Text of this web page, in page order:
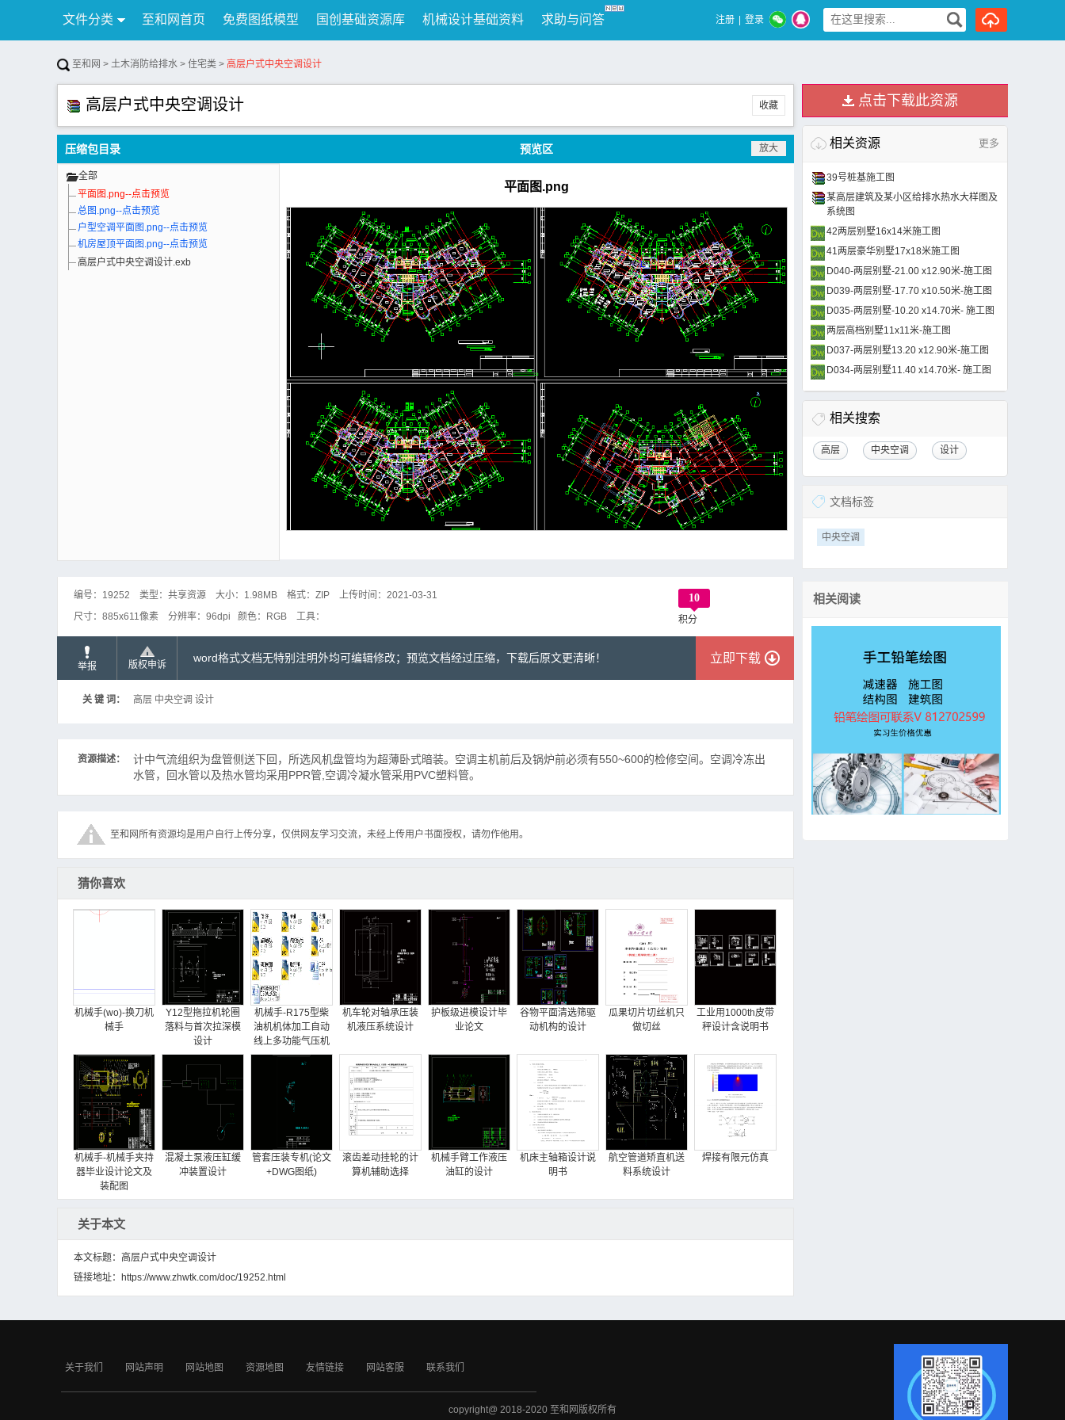
文件分类 至和网首页 免费图纸模型 国创基础资源库 机械设计基础资料 求助与问答
行业资讯 公告 联系我们
注册 登录
至和网 > 土木消防给排水 > 住宅类 > 高层户式中央空调设计
高层户式中央空调设计 收藏
压缩包目录 预览区
全部
平面图.png--点击预览
总图.png--点击预览
户型空调平面图.png--点击预览
机房屋顶平面图.png--点击预览
高层户式中央空调设计.exb
平面图.png
编号： 19252 类型： 共享资源 大小： 1.98MB 格式： ZIP 上传时间： 2021-03-31
尺寸： 885x611像素 分辨率： 96dpi 颜色： RGB 工具：
10
积分
举报 版权申诉
word格式文档无特别注明外均可编辑修改；预览文档经过压缩，下载后原文更清晰！ 立即下载
关 键 词： 高层 中央空调 设计
资源描述：
计中气流组织为盘管侧送下回，所选风机盘管均为超薄卧式暗装。空调主机前后及锅炉前必须有550~600的检修空间。空调冷冻出
水管，回水管以及热水管均采用PPR管,空调冷凝水管采用PVC塑料管。
至和网所有资源均是用户自行上传分享，仅供网友学习交流，未经上传用户书面授权，请勿作他用。
猜你喜欢
机械手(wo)-换刀机
械手
Y12型拖拉机轮圈
落料与首次拉深模
设计
机械手-R175型柴
油机机体加工自动
线上多功能气压机
械手设计
机车轮对轴承压装
机液压系统设计
护板级进模设计毕
业论文
谷物平面清选筛驱
动机构的设计
瓜果切片切丝机只
做切丝
工业用1000th皮带
秤设计含说明书
机械手-机械手夹持
器毕业设计论文及
装配图
混凝土泵液压缸缓
冲装置设计
管套压装专机(论文
+DWG图纸)
滚齿差动挂轮的计
算机辅助选择
机械手臂工作液压
油缸的设计
机床主轴箱设计说
明书
航空管道矫直机送
料系统设计
焊接有限元仿真
关于本文
本文标题：高层户式中央空调设计
链接地址： https://www.zhwtk.com/doc/19252.html
点击下载此资源
相关资源 更多
39号桩基施工图
某高层建筑及某小区给排水热水大样图及
系统图
42两层别墅16x14米施工图
41两层豪华别墅17x18米施工图
D040-两层别墅-21.00 x12.90米-施工图
D039-两层别墅-17.70 x10.50米-施工图
D035-两层别墅-10.20 x14.70米- 施工图
两层高档别墅11x11米-施工图
D037-两层别墅13.20 x12.90米-施工图
D034-两层别墅11.40 x14.70米- 施工图
相关搜索
高层 中央空调 设计
文档标签
中央空调
相关阅读
关于我们 网站声明 网站地图 资源地图 友情链接 网站客服 联系我们
copyright@ 2018-2020 至和网版权所有